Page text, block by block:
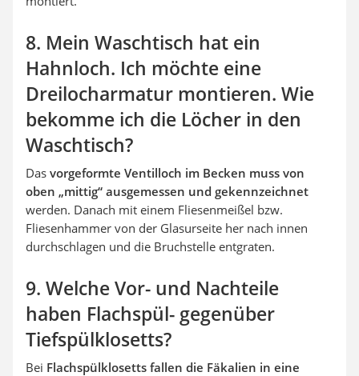
8. Mein Waschtisch hat ein
Hahnloch. Ich möchte eine
Dreilocharmatur montieren. Wie
bekomme ich die Löcher in den
Waschtisch?
Das vorgeformte Ventilloch im Becken muss von
oben „mittig“ ausgemessen und gekennzeichnet
werden. Danach mit einem Fliesenmeißel bzw.
Fliesenhammer von der Glasurseite her nach innen
durchschlagen und die Bruchstelle entgraten.
9. Welche Vor- und Nachteile
haben Flachspül- gegenüber
Tiefspülklosetts?
Bei Flachspülklosetts fallen die Fäkalien in eine